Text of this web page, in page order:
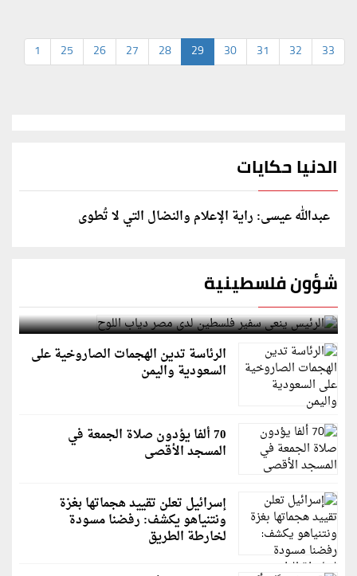
1 25 26 27 28 29 30 31 32 33
الدنيا حكايات
عبدالله عيسى: راية الإعلام والنضال التي لا تُطوى
شؤون فلسطينية
الرئيس ينعى سفير فلسطين لدى مصر دياب اللوح
الرئاسة تدين الهجمات الصاروخية على
السعودية واليمن
70 ألفا يؤدون صلاة الجمعة في
المسجد الأقصى
إسرائيل تعلن تقييد هجماتها بغزة
ونتنياهو يكشف: رفضنا مسودة
لخارطة الطريق